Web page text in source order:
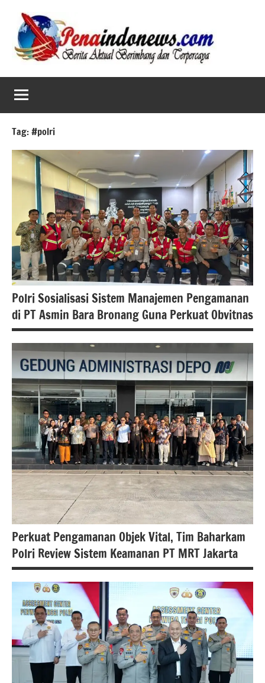
content
Tag:#polri
Polri Sosialisasi Sistem Manajemen Pengamanan
di PT Asmin Bara Bronang Guna Perkuat Obvitnas
#Berita
jakarta
#beritanasional
Perkuat Pengamanan Objek Vital, Tim Baharkam
Polri Review Sistem Keamanan PT MRT Jakarta
#Berita
jakarta
#beritanasional